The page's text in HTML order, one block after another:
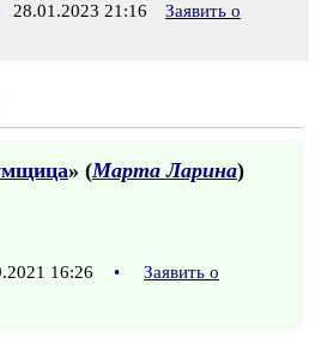
28.01.2023 21:16
Заявить о
» (Марта Ларина)
16:26 •
Заявить о